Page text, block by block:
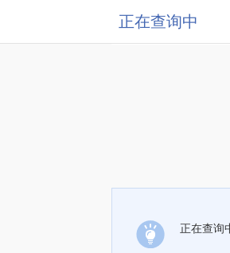
正在查询中
正在查询